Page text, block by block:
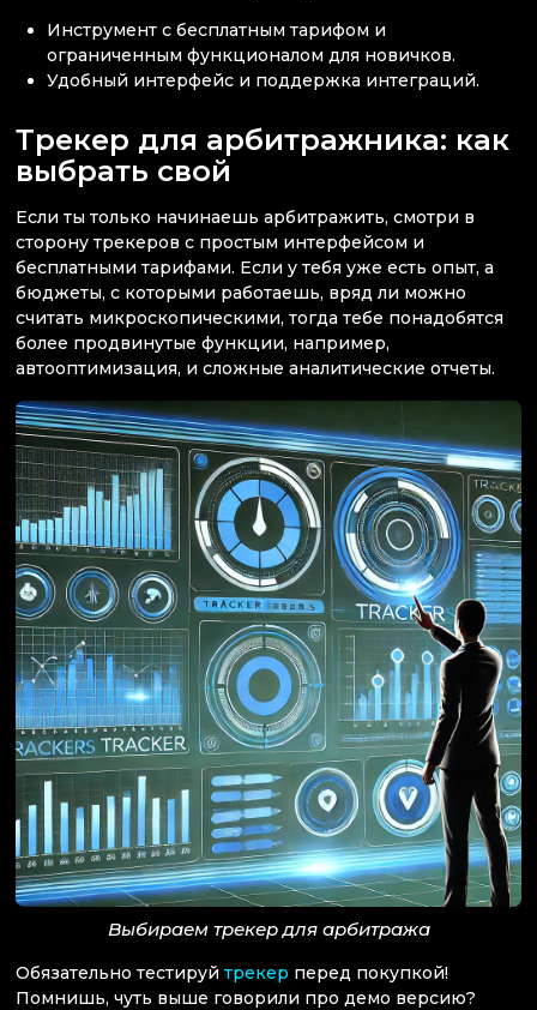
Инструмент с бесплатным тарифом и
ограниченным функционалом для новичков.
Удобный интерфейс и поддержка интеграций.
Трекер для арбитражника: как
выбрать свой
Если ты только начинаешь арбитражить, смотри в
сторону трекеров с простым интерфейсом и
бесплатными тарифами. Если у тебя уже есть опыт, а
бюджеты, с которыми работаешь, вряд ли можно
считать микроскопическими, тогда тебе понадобятся
более продвинутые функции, например,
автооптимизация, и сложные аналитические отчеты.
Выбираем трекер для арбитража
Обязательно тестируй трекер перед покупкой!
Помнишь, чуть выше говорили про демо версию?